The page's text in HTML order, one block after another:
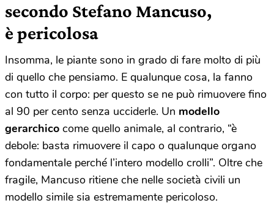
secondo Stefano Mancuso,
è pericolosa
Insomma, le piante sono in grado di fare molto di più
di quello che pensiamo. E qualunque cosa, la fanno
con tutto il corpo: per questo se ne può rimuovere fino
al 90 per cento senza ucciderle. Un modello
gerarchico come quello animale, al contrario, “è
debole: basta rimuovere il capo o qualunque organo
fondamentale perché l’intero modello crolli”. Oltre che
fragile, Mancuso ritiene che nelle società civili un
modello simile sia estremamente pericoloso.